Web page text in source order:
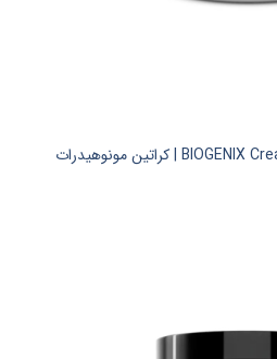
BIOGENIX Creatine mono powder – 250 gr | کراتین مونوهیدرات